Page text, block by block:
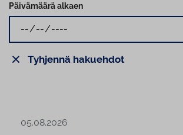
05.08.2026
Päivämäärä alkaen
Tyhjennä hakuehdot